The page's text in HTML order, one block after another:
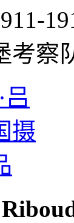
考察